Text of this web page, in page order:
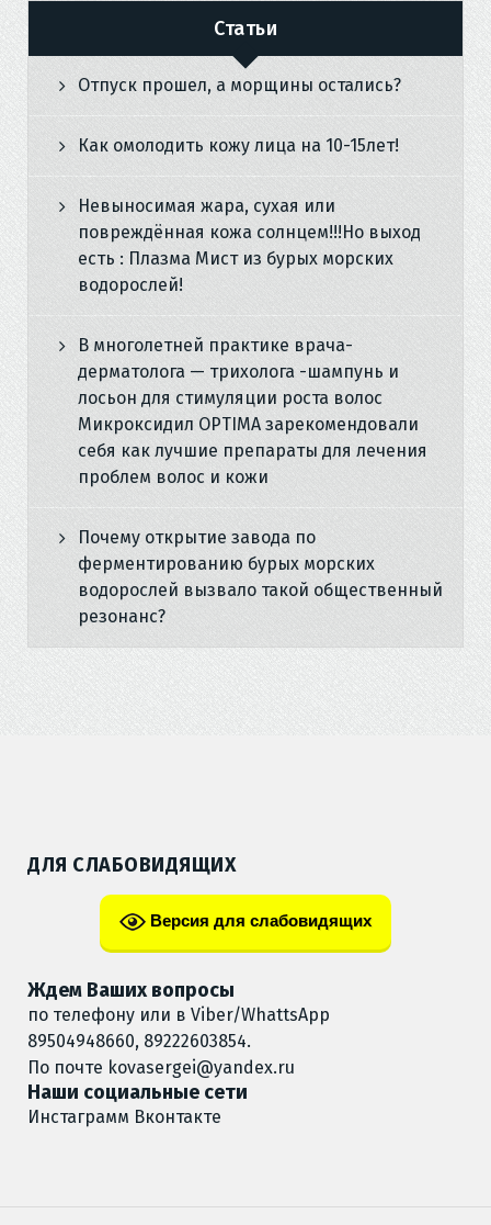
Статьи
Отпуск прошел, а морщины остались?
Как омолодить кожу лица на 10-15лет!
Невыносимая жара, сухая или
повреждённая кожа солнцем!!!Но выход
есть : Плазма Мист из бурых морских
водорослей!
В многолетней практике врача-
дерматолога — трихолога -шампунь и
лосьон для стимуляции роста волос
Микроксидил OPTIMA зарекомендовали
себя как лучшие препараты для лечения
проблем волос и кожи
Почему открытие завода по
ферментированию бурых морских
водорослей вызвало такой общественный
резонанс?
ДЛЯ СЛАБОВИДЯЩИХ
Версия для слабовидящих
Ждем Ваших вопросы
по телефону или в Viber/WhattsApp
89504948660, 89222603854.
По почте kovasergei@yandex.ru
Наши социальные сети
Инстаграмм Вконтакте